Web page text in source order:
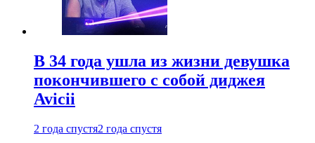
В 34 года ушла из жизни девушка
покончившего с собой диджея
Avicii
2 года спустя2 года спустя